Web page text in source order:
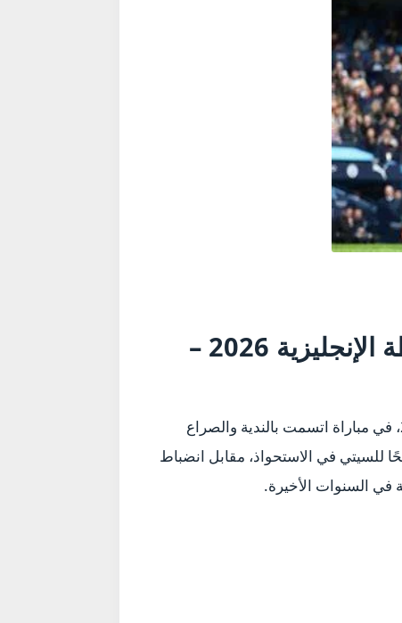
ملخص مباراة مانشستر سيتي ضد نيوكاسل 2-1 في كأس الرابطة الإنجليزية 2026 –
حسم مانشستر سيتي مواجهته القوية أمام نيوكاسل بنتيجة 2-1 ضمن منافسات كأس الرابطة الإنجليزية 2026، في مباراة اتسمت بالندية والصراع
للسيتي في الاستحواذ، مقابل انضباط
في السنوات الأخيرة.